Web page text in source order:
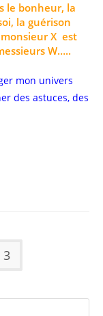
le bonheur, la
la guérison
monsieur X est
W…..
mon univers
des astuces, des
3